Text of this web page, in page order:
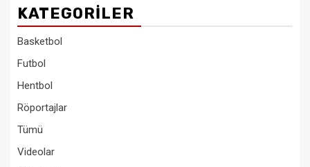
KATEGORILER
Basketbol
Futbol
Hentbol
Röportajlar
Tümü
Videolar